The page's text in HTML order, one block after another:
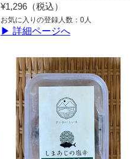
¥1,296（税込）
お気に入りの登録人数：0人
▶ 詳細ページへ